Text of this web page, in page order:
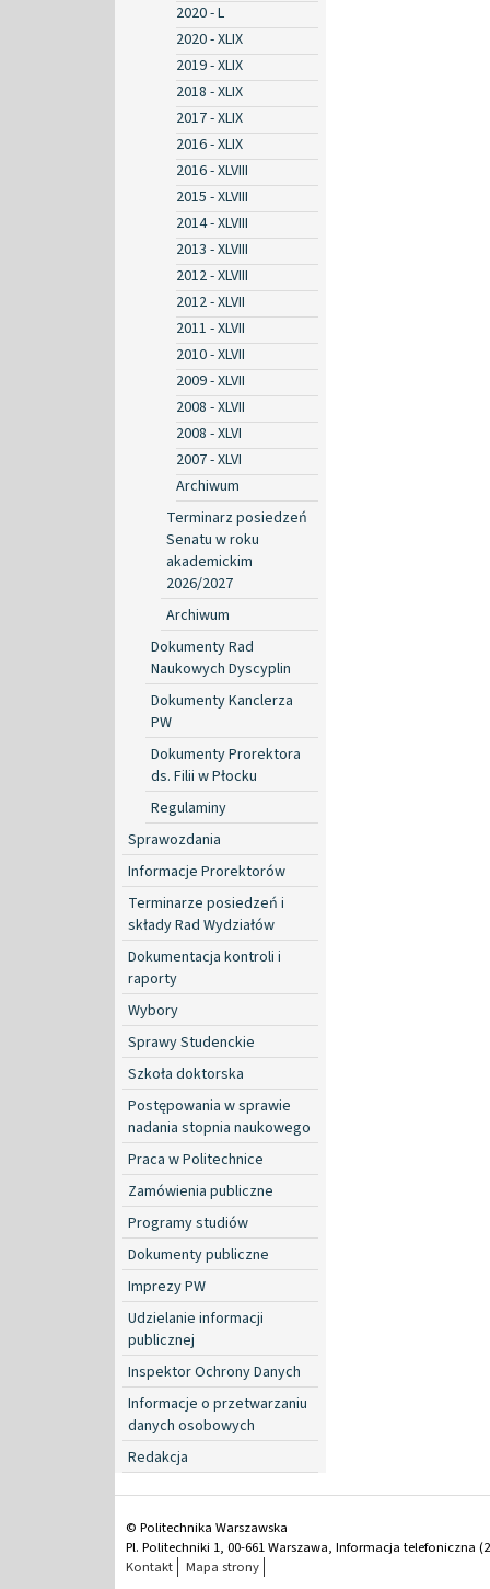
2020 - L
2020 - XLIX
2019 - XLIX
2018 - XLIX
2017 - XLIX
2016 - XLIX
2016 - XLVIII
2015 - XLVIII
2014 - XLVIII
2013 - XLVIII
2012 - XLVIII
2012 - XLVII
2011 - XLVII
2010 - XLVII
2009 - XLVII
2008 - XLVII
2008 - XLVI
2007 - XLVI
Archiwum
Terminarz posiedzeń
Senatu w roku
akademickim
2026/2027
Archiwum
Dokumenty Rad
Naukowych Dyscyplin
Dokumenty Kanclerza
PW
Dokumenty Prorektora
ds. Filii w Płocku
Regulaminy
Sprawozdania
Informacje Prorektorów
Terminarze posiedzeń i
składy Rad Wydziałów
Dokumentacja kontroli i
raporty
Wybory
Sprawy Studenckie
Szkoła doktorska
Postępowania w sprawie
nadania stopnia naukowego
Praca w Politechnice
Zamówienia publiczne
Programy studiów
Dokumenty publiczne
Imprezy PW
Udzielanie informacji
publicznej
Inspektor Ochrony Danych
Informacje o przetwarzaniu
danych osobowych
Redakcja
© Politechnika Warszawska
Pl. Politechniki 1, 00-661 Warszawa, Informacja telefoniczna
Kontakt
Mapa strony